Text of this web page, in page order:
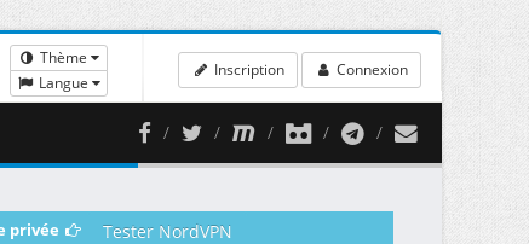
Thème
Langue
Inscription Connexion
privée Tester NordVPN